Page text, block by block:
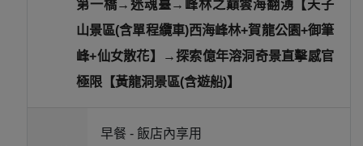
第一橋→迷魂臺→峰林之巔雲海翻湧【天子
山景區(含單程纜車)西海峰林+賀龍公園+御筆
峰+仙女散花】→探索億年溶洞奇景直擊感官
極限【黃龍洞景區(含遊船)】
早餐 - 飯店內享用